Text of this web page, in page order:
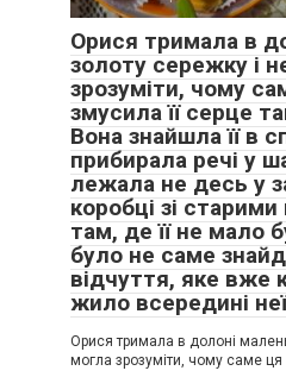
Орися тримала в
золоту сережку і
зрозуміти, чому
змусила її серце
Вона знайшла її в
прибирала речі у
лежала не десь у
коробці зі
там, де її не мало
було не саме
відчуття, яке вже
жило всередині неї
Орися тримала в долоні
могла зрозуміти, чому саме ця